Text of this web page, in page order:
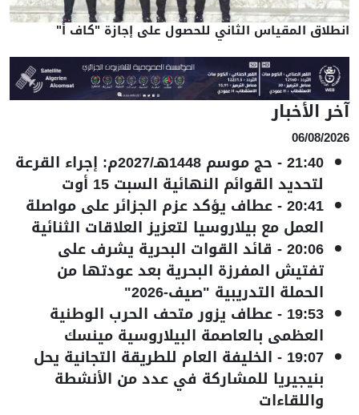
انطلاق المقياس الثاني للحصول على إجازة "كاف أ"
آخر الأخبار
06/08/2026
21:40
- حج موسم 1448هـ/2027م: إجراء القرعة
لتحديد القوائم النهائية السبت 15 أوت
20:41
-عطاف يؤكد عزم الجزائر على مواصلة
العمل مع بيلاروسيا لتعزيز العلاقات الثنائية
20:06
- قائد القوات البحرية يشرف على
تفتيش المفرزة البحرية بعد عودتها من
الحملة التدريبية "صيف-2026"
19:53
-عطاف يزور متحف الحرب الوطنية
العظمى بالعاصمة البيلاروسية مينسك
19:07
- الخليفة العام للطريقة التجانية يحل
بنيجيريا للمشاركة في عدد من الأنشطة
واللقاءات